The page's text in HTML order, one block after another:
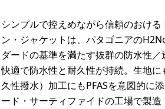
シンプルで控えめながら信頼のおけ
ン・ジャケットは、パタゴニアの
ダードの基準を満たす抜群の防水性
快適で防水性と耐久性が持続。生地
久性撥水）加工にもPFASを意図的に
ード・サーティファイドの工場で製造